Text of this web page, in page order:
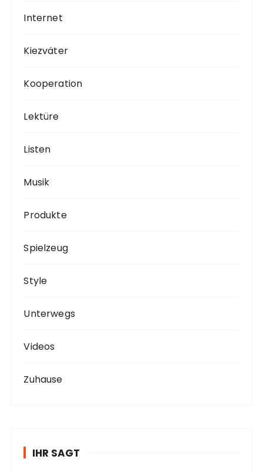
Internet
Kiezväter
Kooperation
Lektüre
Listen
Musik
Produkte
Spielzeug
Style
Unterwegs
Videos
Zuhause
IHR SAGT